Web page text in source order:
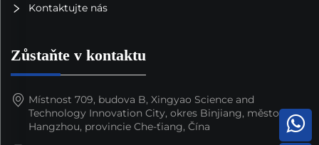
Kontaktujte nás
Zůstaňte v kontaktu
Místnost 709, budova B, Xingyao Science and
Technology Innovation City, okres Binjiang, město
Hangzhou, provincie Che-ťiang, Čína